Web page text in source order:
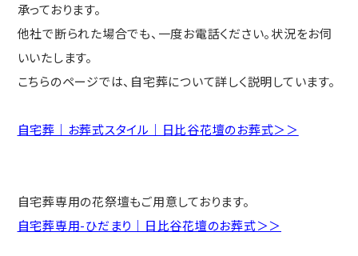
承っております。
他社で断られた場合でも、一度お電話ください。状況をお伺
いいたします。
こちらのページでは、自宅葬について詳しく説明しています。
自宅葬｜お葬式スタイル｜日比谷花壇のお葬式＞＞
自宅葬専用の花祭壇もご用意しております。
自宅葬専用-ひだまり｜日比谷花壇のお葬式＞＞